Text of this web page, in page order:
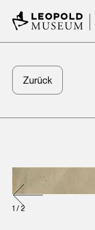
Zurück
1 /2